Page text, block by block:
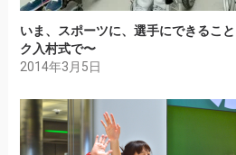
いま、スポーツに、選手にできるこ
ク入村式で〜
2014年3月5日